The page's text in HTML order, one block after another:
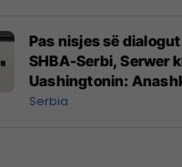
Pas nisjes së
SHBA-Serbi, Serwer
Uashingtonin:
Banjskën, sulmin ndaj
Serbia